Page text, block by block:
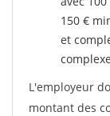
150 €
et
L'employeur
montant des